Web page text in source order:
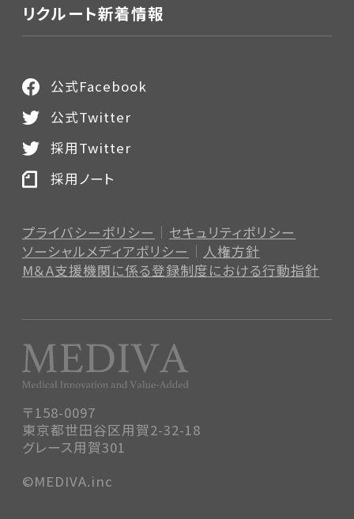
リクルート新着情報
〒158-0097
東京都世田谷区用賀2-32-18
グレース用賀301
プライバシーポリシー
セキュリティポリシー
ソーシャルメディアポリシー
人権方針
M＆A支援機関に係る登録制度における行動指針
公式Facebook
公式Twitter
採用Twitter
採用ノート
©MEDIVA.inc